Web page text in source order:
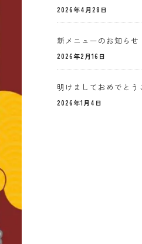
2026年4月28日
新メニューのお知らせ
2026年2月16日
明けましておめでとう
2026年1月4日